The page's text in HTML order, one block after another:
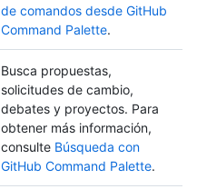
de comandos desde GitHub
Command Palette.
Busca propuestas,
solicitudes de cambio,
debates y proyectos. Para
obtener más información,
consulte Búsqueda con
GitHub Command Palette.